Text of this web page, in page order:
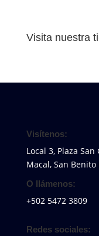
Visita nuestra
Visítenos:
Local 3, Plaza
Macal, San Benito
O llámenos:
+502 5472 3809
Redes sociales: